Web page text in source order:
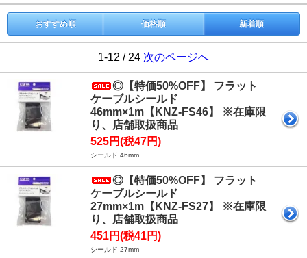
おすすめ順 価格順 新着順
1-12 / 24 次のページへ
◎【特価50%OFF】 フラット
ケーブルシールド
46mm×1m【KNZ-FS46】 ※在庫限
り、店舗取扱商品
525円(税47円)
シールド 46mm
◎【特価50%OFF】 フラット
ケーブルシールド
27mm×1m【KNZ-FS27】 ※在庫限
り、店舗取扱商品
451円(税41円)
シールド 27mm